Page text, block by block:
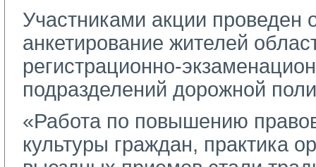
Участниками акции проведен
анкетирование жителей
регистрационно-
подразделений дорожной
«Работа по повышению
культуры граждан, практика